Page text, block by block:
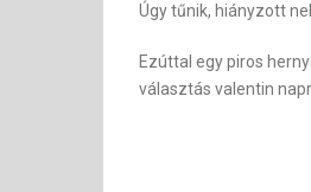
Úgy tűnik, hiányzott
Ezúttal egy piros
választás valentin